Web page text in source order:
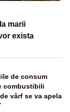
marii
exista
de consum
combustibili
vârf se va apela